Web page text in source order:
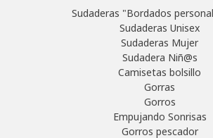
Sudaderas "Bordados
Sudaderas Unisex
Sudaderas Mujer
Sudadera Niñ@s
Camisetas bolsillo
Gorras
Gorros
Empujando Sonrisas
Gorros pescador